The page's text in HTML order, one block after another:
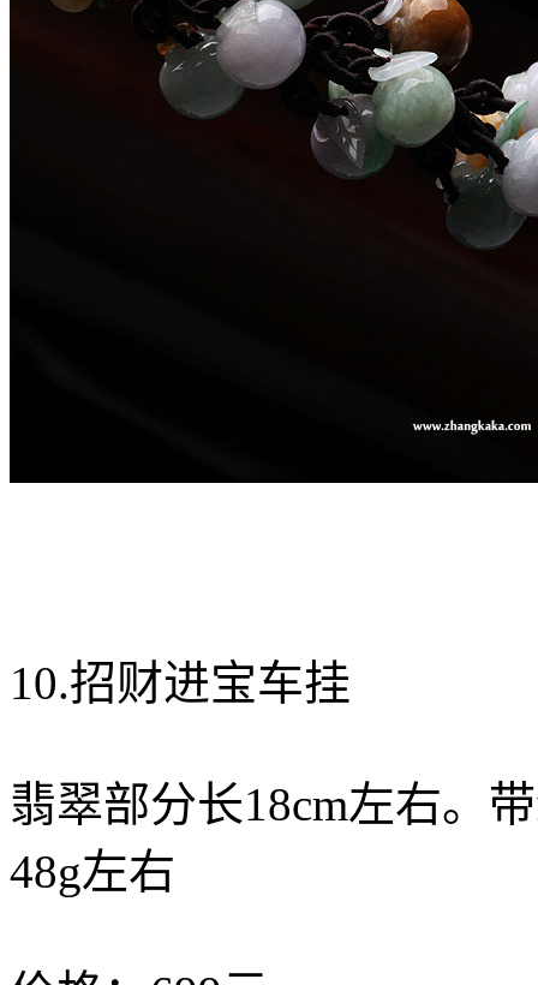
10.招财进宝车挂
翡翠部分长18cm左右。
48g左右